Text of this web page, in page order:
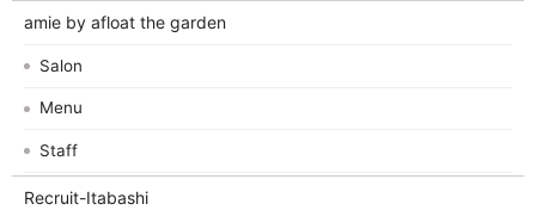
amie by afloat the garden
Salon
Menu
Staff
Recruit-Itabashi